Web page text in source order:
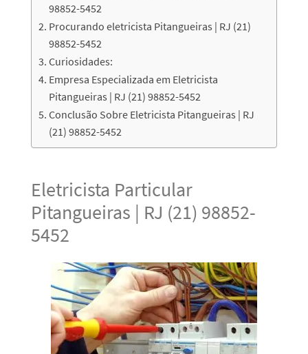
98852-5452
Procurando eletricista Pitangueiras | RJ (21)
98852-5452
Curiosidades:
Empresa Especializada em Eletricista
Pitangueiras | RJ (21) 98852-5452
Conclusão Sobre Eletricista Pitangueiras | RJ
(21) 98852-5452
Eletricista Particular
Pitangueiras | RJ (21) 98852-
5452